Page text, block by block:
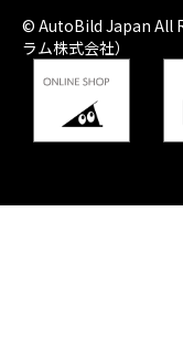
© AutoBild Japan All
ラム株式会社）